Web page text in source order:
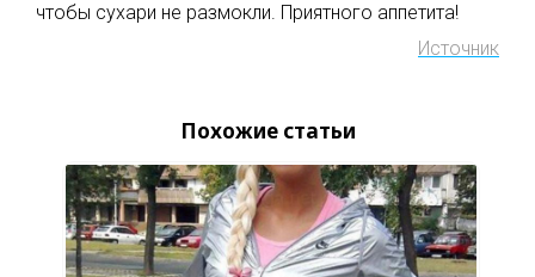
чтобы сухари не размокли. Приятного аппетита!
Источник
Похожие статьи